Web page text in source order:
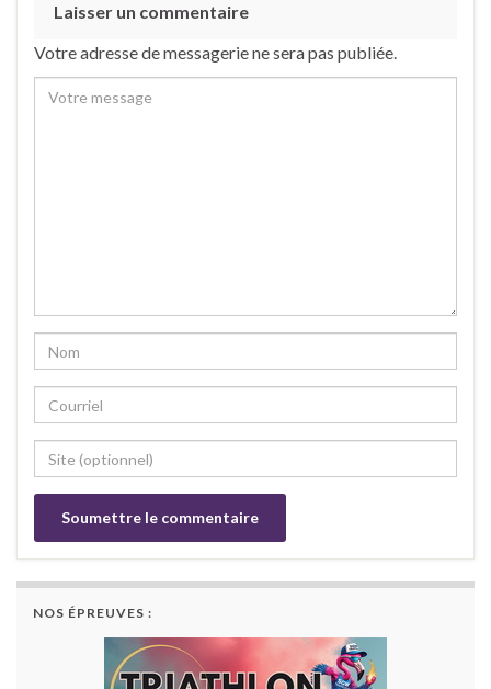
Laisser un commentaire
Votre adresse de messagerie ne sera pas publiée.
NOS ÉPREUVES :